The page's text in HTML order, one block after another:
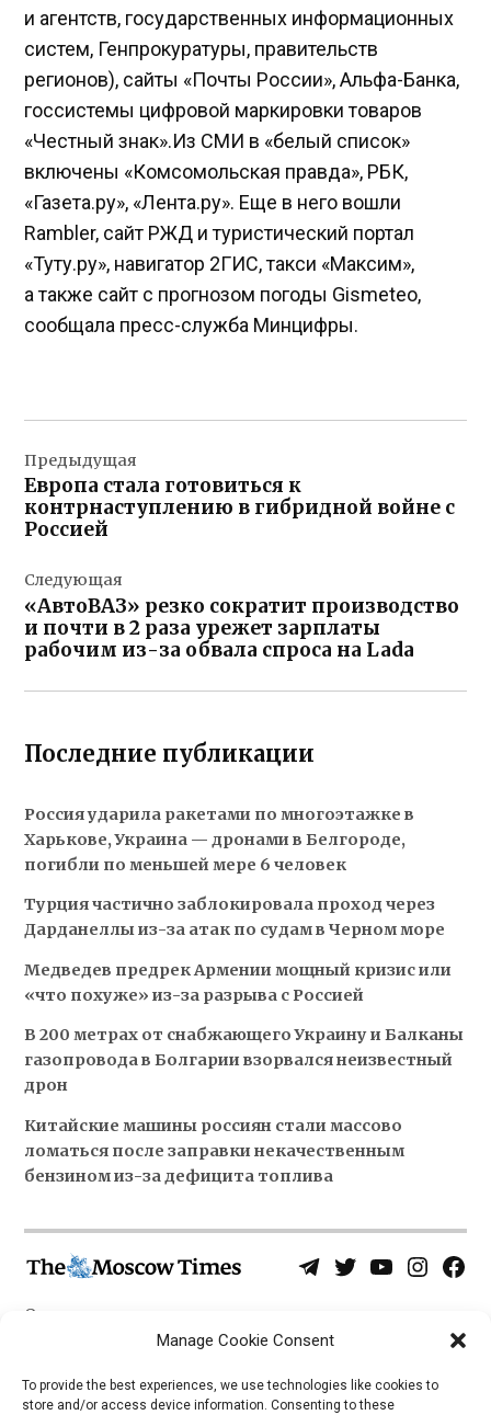
Manage Cookie Consent
To provide the best experiences, we use technologies like cookies to
store and/or access device information. Consenting to these
и агентств, государственных информационных
систем, Генпрокуратуры, правительств
регионов), сайты «Почты России», Альфа-Банка,
госсистемы цифровой маркировки товаров
«Честный знак».Из СМИ в «белый список»
включены «Комсомольская правда», РБК,
«Газета.ру», «Лента.ру». Еще в него вошли
Rambler, сайт РЖД и туристический портал
«Туту.ру», навигатор 2ГИС, такси «Максим»,
а также сайт с прогнозом погоды Gismeteo,
сообщала пресс-служба Минцифры.
по
записям
Предыдущая
Европа стала готовиться к
контрнаступлению в гибридной войне с
Россией
Следующая
«АвтоВАЗ» резко сократит производство
и почти в 2 раза урежет зарплаты
рабочим из-за обвала спроса на Lada
Последние публикации
Россия ударила ракетами по многоэтажке в
Харькове, Украина — дронами в Белгороде,
погибли по меньшей мере 6 человек
Турция частично заблокировала проход через
Дарданеллы из-за атак по судам в Черном море
Медведев предрек Армении мощный кризис или
«что похуже» из-за разрыва с Россией
В 200 метрах от снабжающего Украину и Балканы
газопровода в Болгарии взорвался неизвестный
дрон
Китайские машины россиян стали массово
ломаться после заправки некачественным
бензином из-за дефицита топлива
Telegram
TwitterYouTubeInstagram
О нас
Политика конфиденциальности